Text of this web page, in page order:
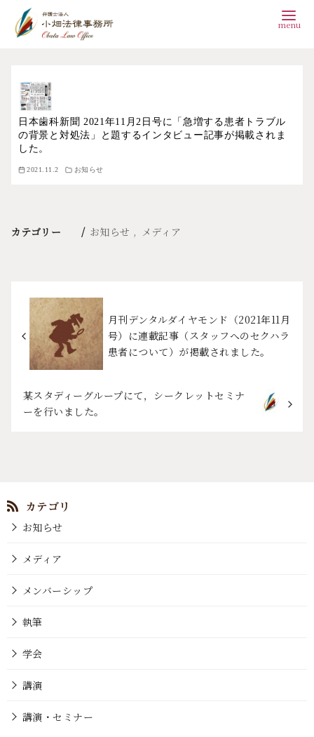
日本歯科新聞 2021年11月2日号に「急増する患者トラブル
の背景と対処法」と題するインタビュー記事が掲載されま
した。
2021.11.2 お知らせ
カテゴリー お知らせ メディア
月刊デンタルダイヤモンド（2021年11月
号）に連載記事（スタッフへのセクハラ
患者について）が掲載されました。
某スタディーグループにて，シークレットセミナ
ーを行いました。
お知らせ
メディア
メンバーシップ
執筆
学会
講演
講演・セミナー